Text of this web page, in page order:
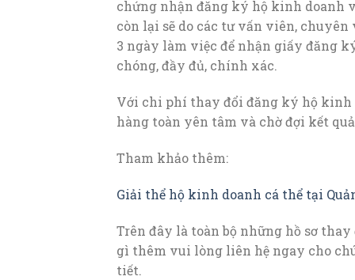
chứng nhận đăng ký hộ kinh doanh
còn lại sẽ do các tư vấn viên,
3 ngày làm việc để nhận giấy đăng
chóng, đầy đủ, chính xác.
Với chi phí thay đổi đăng ký hộ kinh
hàng toàn yên tâm và chờ đợi kết
Tham khảo thêm:
Giải thể hộ kinh doanh cá thể tại
Trên đây là toàn bộ những hồ sơ
gì thêm vui lòng liên hệ ngay cho
tiết.